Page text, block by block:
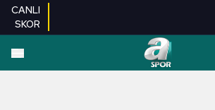
CANLI
SKOR